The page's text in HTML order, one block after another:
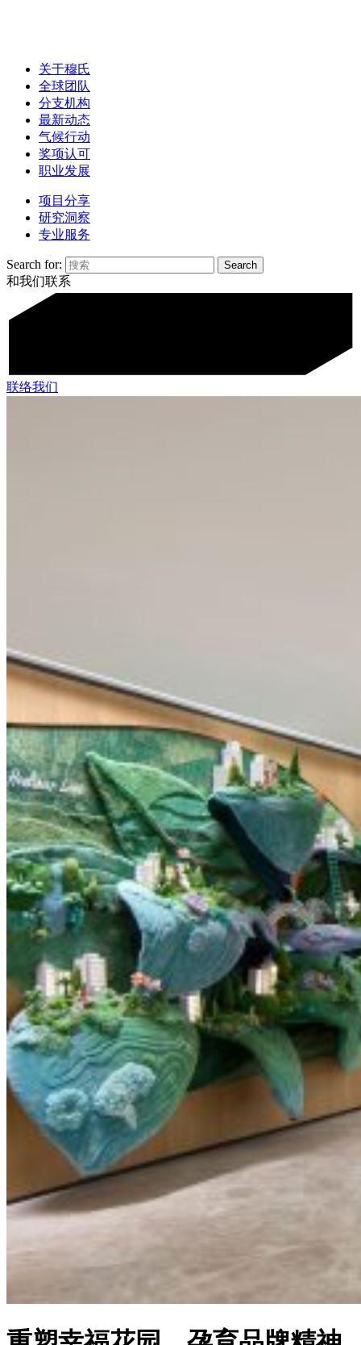
关于穆氏
全球团队
分支机构
最新动态
气候行动
奖项认可
职业发展
项目分享
研究洞察
专业服务
Search for:
和我们联系
联络我们